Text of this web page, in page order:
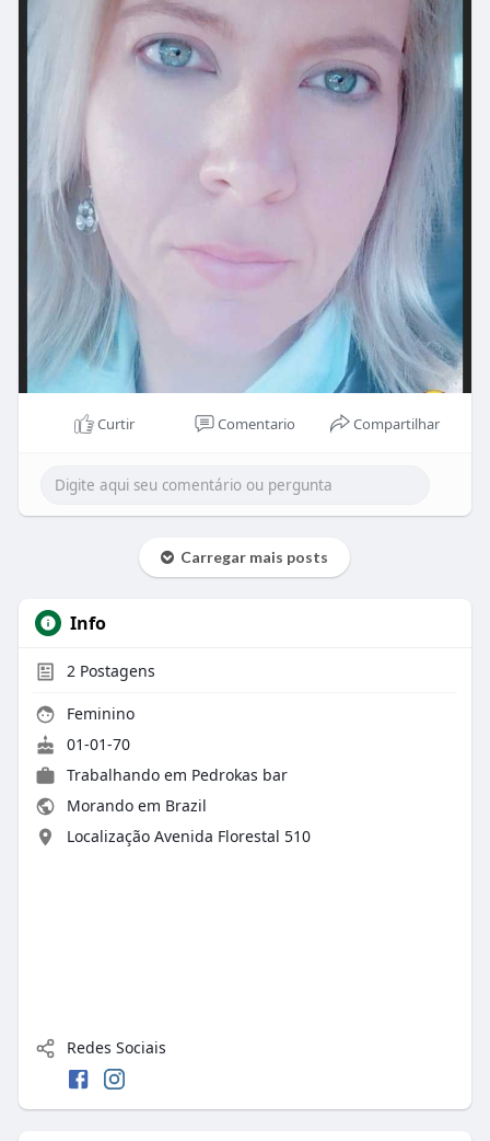
Curtir Comentario Compartilhar
Carregar mais posts
Info
2Postagens
Feminino
01-01-70
Trabalhando em Pedrokas bar
Morando em Brazil
Localização Avenida Florestal 510
Redes Sociais